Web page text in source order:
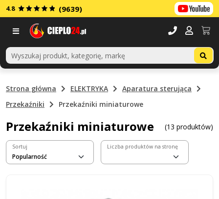
4.8 (9639)
Strona główna ELEKTRYKA
Aparatura sterująca
Przekaźniki
Przekaźniki miniaturowe
Przekaźniki miniaturowe (13 produktów)
Sortuj Liczba produktów na stronę